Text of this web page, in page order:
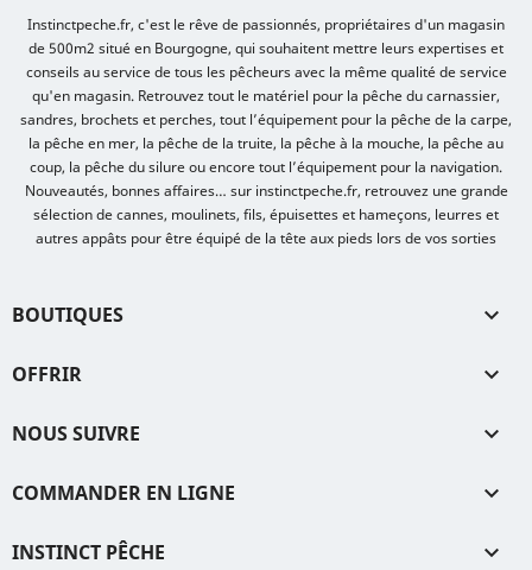
Instinctpeche.fr, c'est le rêve de passionnés, propriétaires d'un magasin
de 500m2 situé en Bourgogne, qui souhaitent mettre leurs expertises et
conseils au service de tous les pêcheurs avec la même qualité de service
qu'en magasin. Retrouvez tout le matériel pour la pêche du carnassier,
sandres, brochets et perches, tout l’équipement pour la pêche de la carpe,
la pêche en mer, la pêche de la truite, la pêche à la mouche, la pêche au
coup, la pêche du silure ou encore tout l’équipement pour la navigation.
Nouveautés, bonnes affaires… sur instinctpeche.fr, retrouvez une grande
sélection de cannes, moulinets, fils, épuisettes et hameçons, leurres et
autres appâts pour être équipé de la tête aux pieds lors de vos sorties
BOUTIQUES 
OFFRIR 
NOUS SUIVRE 
COMMANDER EN LIGNE 
INSTINCT PÊCHE 